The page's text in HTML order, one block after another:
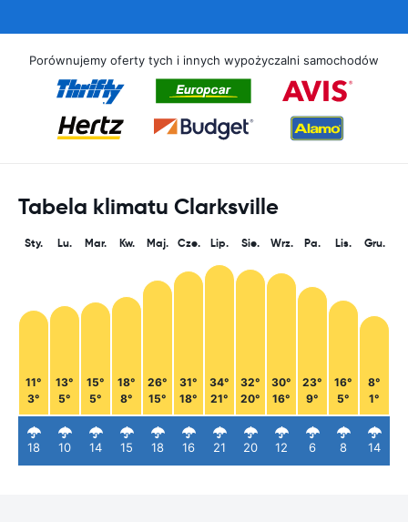
Porównujemy oferty tych i innych wypożyczalni samochodów
Tabela klimatu Clarksville
Sty.
11°
3°
18
Lu.
13°
5°
10
Mar.
15°
5°
14
Kw.
18°
8°
15
Maj.
26°
15°
18
Cze.
31°
18°
16
Lip.
34°
21°
21
Sie.
32°
20°
20
Wrz.
30°
16°
12
Pa.
23°
9°
6
Lis.
16°
5°
8
Gru.
8°
1°
14